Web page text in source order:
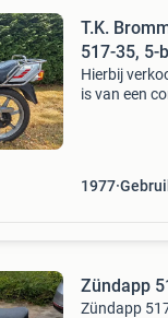
T.K.
517-35, 5-
Hierbij
is van een
1977
Zündapp
Zündapp